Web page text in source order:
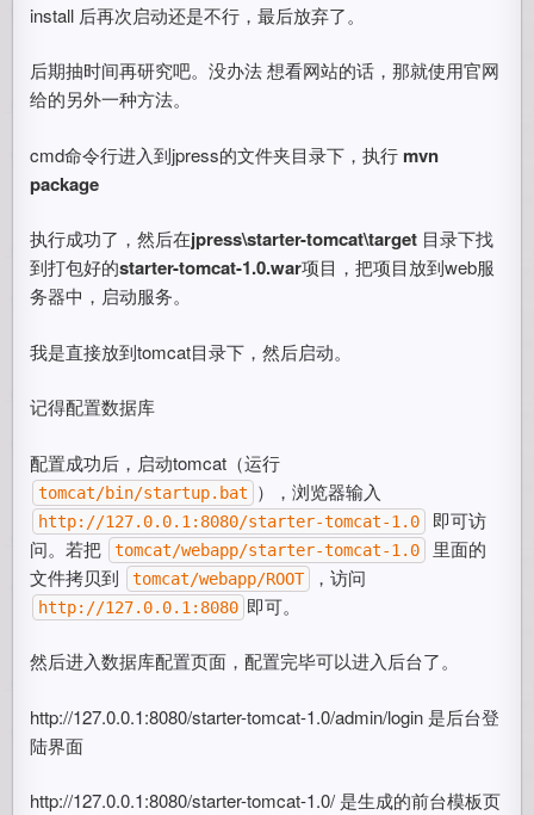
install 后再次启动还是不行，最后放弃了。
后期抽时间再研究吧。没办法 想看网站的话，那就使用官网
给的另外一种方法。
cmd命令行进入到jpress的文件夹目录下，执行 mvn
package
执行成功了，然后在jpress\starter-tomcat\target 目录下找
到打包好的starter-tomcat-1.0.war项目，把项目放到web服
务器中，启动服务。
我是直接放到tomcat目录下，然后启动。
记得配置数据库
配置成功后，启动tomcat（运行
tomcat/bin/startup.bat ），浏览器输入
http://127.0.0.1:8080/starter-tomcat-1.0
即可访
问。若把
tomcat/webapp/starter-tomcat-1.0
里面的
文件拷贝到
tomcat/webapp/ROOT ，访问
http://127.0.0.1:8080 即可。
然后进入数据库配置页面，配置完毕可以进入后台了。
http://127.0.0.1:8080/starter-tomcat-1.0/admin/login 是后台登
陆界面
http://127.0.0.1:8080/starter-tomcat-1.0/ 是生成的前台模板页